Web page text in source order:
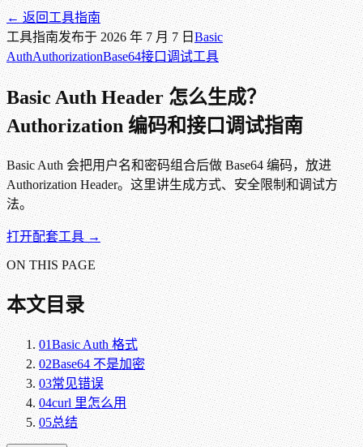
← 返回工具指南
工具指南发布于2026 年 7 月 7 日Basic
AuthAuthorizationBase64接口调试工具
Basic Auth Header 怎么生成？
Authorization 编码和接口调试指南
Basic Auth 会把用户名和密码组合后做 Base64 编码，放进
Authorization Header。这里讲生成方式、安全限制和调试方
法。
打开配套工具 →
ON THIS PAGE
本文目录
01Basic Auth 格式
02Base64 不是加密
03常见错误
04curl 里怎么用
05总结